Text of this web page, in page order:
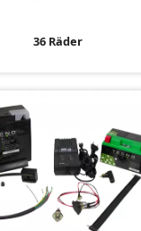
36 Räder